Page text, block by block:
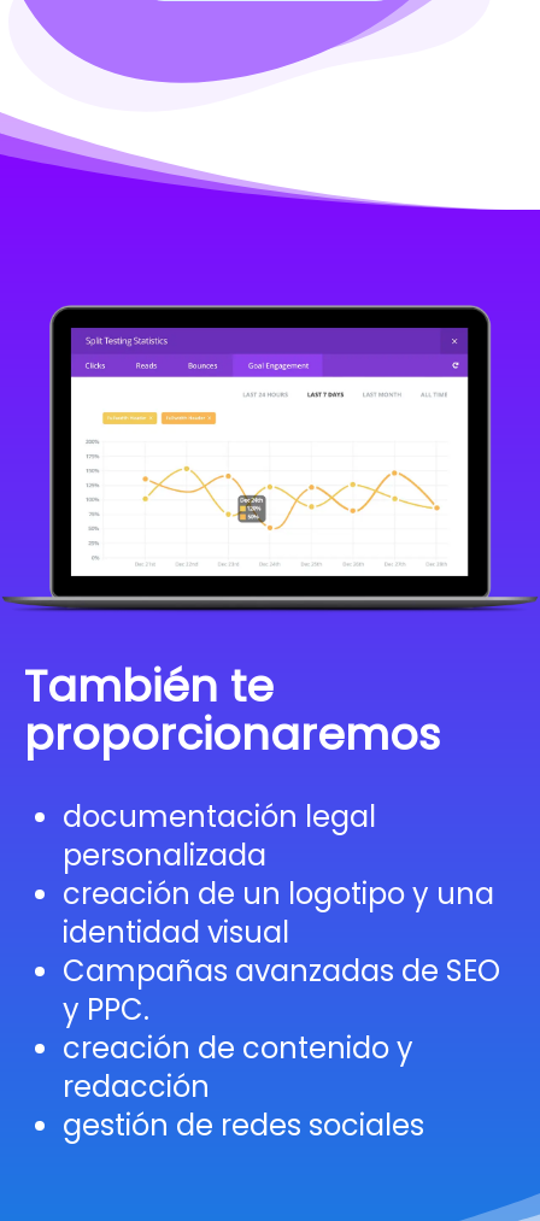
También te
proporcionaremos
documentación legal
personalizada
creación de un logotipo y una
identidad visual
Campañas avanzadas de SEO
y PPC.
creación de contenido y
redacción
gestión de redes sociales